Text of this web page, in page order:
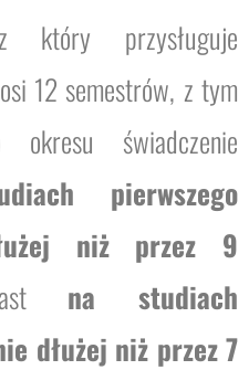
który przysługuje
12 semestrów, z tym
świadczenie
pierwszego
niż przez 9
na studiach
dłużej niż przez 7